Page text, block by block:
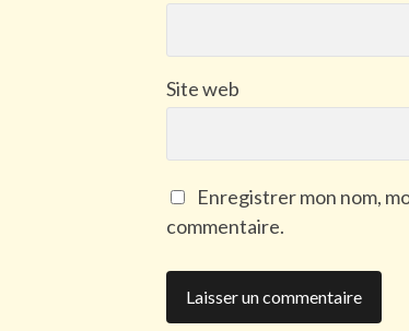
Site web
Enregistrer mon nom,
commentaire.